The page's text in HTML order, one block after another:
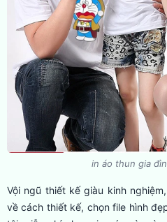
in áo thun gia
Vội ngũ thiết kế giàu kinh
về cách thiết kế, chọn file hình